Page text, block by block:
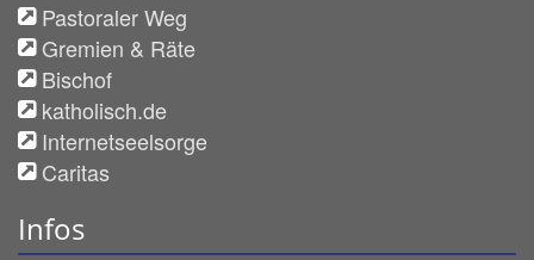
Pastoraler Weg
Gremien & Räte
Bischof
katholisch.de
Internetseelsorge
Caritas
Infos